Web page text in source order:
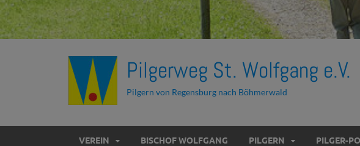
Pilgerweg St. Wolfgang e.V.
Pilgern von Regensburg nach Böhmerwald
VEREIN BISCHOF WOLFGANG PILGERN PILGER-